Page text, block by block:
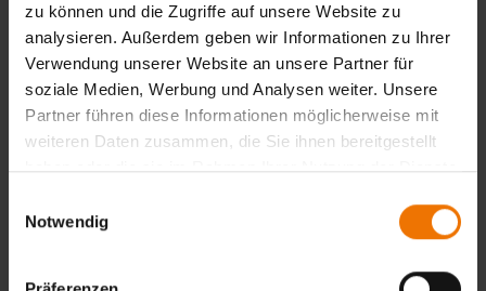
zu können und die Zugriffe auf unsere Website zu
analysieren. Außerdem geben wir Informationen zu Ihrer
Verwendung unserer Website an unsere Partner für
soziale Medien, Werbung und Analysen weiter. Unsere
Partner führen diese Informationen möglicherweise mit
weiteren Daten zusammen, die Sie ihnen bereitgestellt
haben oder die sie im Rahmen Ihrer Nutzung der Dienste
Notwendig
München
ÜLU für Metallbauer
Anfragen